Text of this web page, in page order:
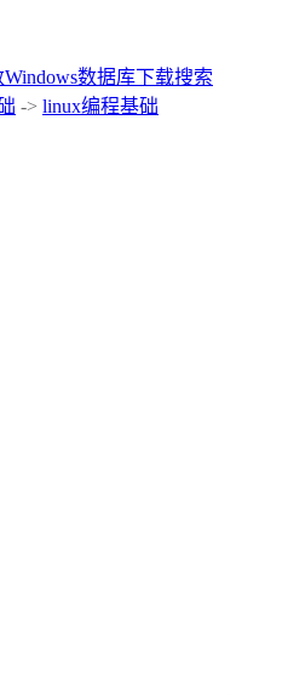
Windows数据库下载搜索
-> linux编程基础